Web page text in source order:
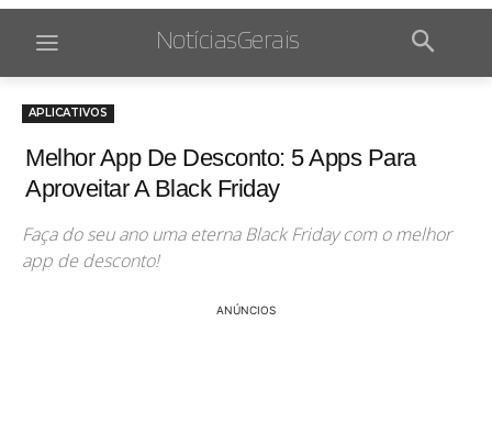
NotíciasGerais
APLICATIVOS
Melhor App De Desconto: 5 Apps Para
Aproveitar A Black Friday
Faça do seu ano uma eterna Black Friday com o melhor
app de desconto!
ANÚNCIOS